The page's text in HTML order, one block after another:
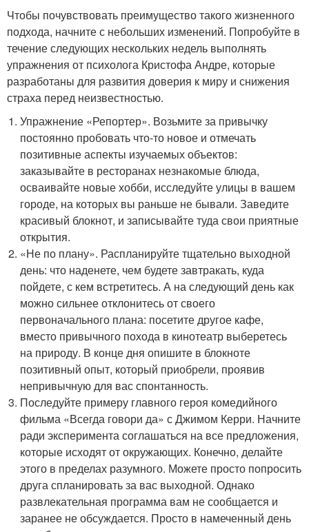
Чтобы почувствовать преимущество такого жизненного
подхода, начните с небольших изменений. Попробуйте в
течение следующих нескольких недель выполнять
упражнения от психолога Кристофа Андре, которые
разработаны для развития доверия к миру и снижения
страха перед неизвестностью.
Упражнение «Репортер». Возьмите за привычку
постоянно пробовать что-то новое и отмечать
позитивные аспекты изучаемых объектов:
заказывайте в ресторанах незнакомые блюда,
осваивайте новые хобби, исследуйте улицы в вашем
городе, на которых вы раньше не бывали. Заведите
красивый блокнот, и записывайте туда свои приятные
открытия.
«Не по плану». Распланируйте тщательно выходной
день: что наденете, чем будете завтракать, куда
пойдете, с кем встретитесь. А на следующий день как
можно сильнее отклонитесь от своего
первоначального плана: посетите другое кафе,
вместо привычного похода в кинотеатр выберетесь
на природу. В конце дня опишите в блокноте
позитивный опыт, который приобрели, проявив
непривычную для вас спонтанность.
Последуйте примеру главного героя комедийного
фильма «Всегда говори да» с Джимом Керри. Начните
ради эксперимента соглашаться на все предложения,
которые исходят от окружающих. Конечно, делайте
этого в пределах разумного. Можете просто попросить
друга спланировать за вас выходной. Однако
развлекательная программа вам не сообщается и
заранее не обсуждается. Просто в намеченный день